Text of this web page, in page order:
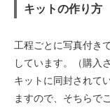
キットの作り方
工程ごとに写真付き
しています。（購入
キットに同封されて
ますので、そちらで